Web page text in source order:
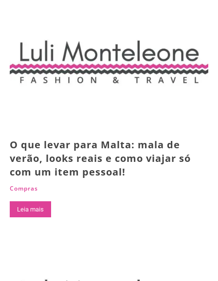
O que levar para Malta: mala de
verão, looks reais e como viajar só
com um item pessoal!
Compras
Leia mais